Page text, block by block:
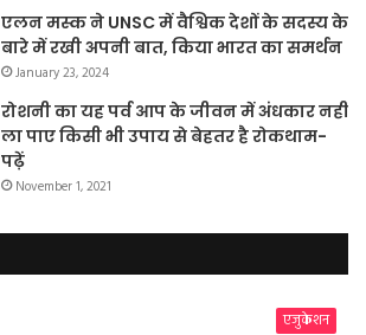
एलन मस्क ने UNSC में वैश्विक देशों के सदस्य के
बारे में रखी अपनी बात, किया भारत का समर्थन
January 23, 2024
रोशनी का यह पर्व आप के जीवन में अंधकार नहीं
ला पाए किसी भी उपाय से बेहतर है रोकथाम-
पढ़ें
November 1, 2021
एजुकेशन